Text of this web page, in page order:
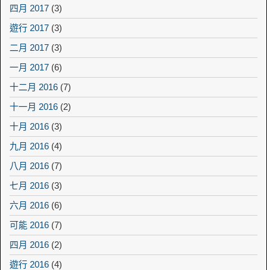
四月 2017 (3)
遊行 2017 (3)
二月 2017 (3)
一月 2017 (6)
十二月 2016 (7)
十一月 2016 (2)
十月 2016 (3)
九月 2016 (4)
八月 2016 (7)
七月 2016 (3)
六月 2016 (6)
可能 2016 (7)
四月 2016 (2)
遊行 2016 (4)